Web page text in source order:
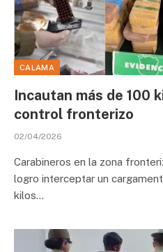
CALAMA
Incautan más de 100
control fronterizo
02/04/2026
Carabineros en la zona
logro interceptar un
kilos…